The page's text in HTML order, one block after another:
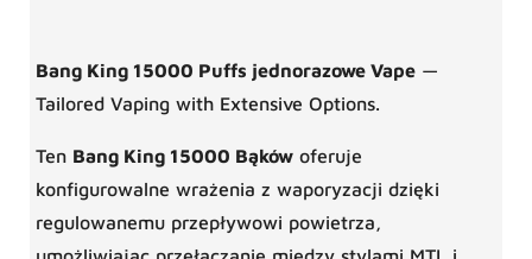
Bang King 15000 Puffs jednorazowe Vape —
Tailored Vaping with Extensive Options.
Ten Bang King 15000 Bąków oferuje
konfigurowalne wrażenia z waporyzacji dzięki
regulowanemu przepływowi powietrza,